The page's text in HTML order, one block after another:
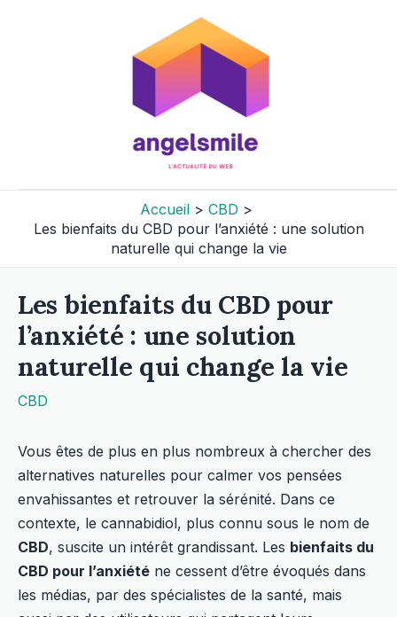
Accueil
CBD
Les bienfaits du CBD pour l’anxiété : une solution
naturelle qui change la vie
Les bienfaits du CBD pour
l’anxiété : une solution
naturelle qui change la vie
CBD
Vous êtes de plus en plus nombreux à chercher des
alternatives naturelles pour calmer vos pensées
envahissantes et retrouver la sérénité. Dans ce
contexte, le cannabidiol, plus connu sous le nom de
CBD, suscite un intérêt grandissant. Les bienfaits du
CBD pour l’anxiété ne cessent d’être évoqués dans
les médias, par des spécialistes de la santé, mais